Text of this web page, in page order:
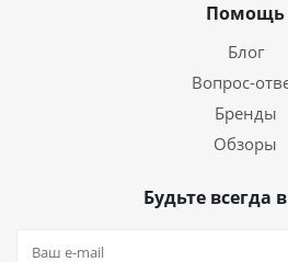
Помощь
Блог
Вопрос-
Бренды
Обзоры
Будьте всегда